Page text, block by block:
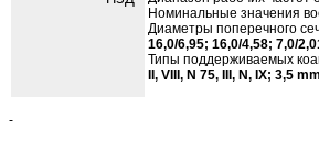
Номинальные значения
Диаметры поперечного
16,0/6,95; 16,0/4,58; 7,0/
Типы поддерживаемых
II, VIII, N 75, III, N, IX; 3,5
-